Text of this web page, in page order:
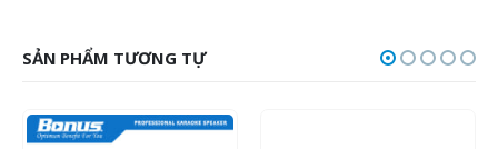
TẾT ÂM LỊCH
Thống Kê